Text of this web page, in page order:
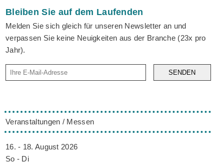
Bleiben Sie auf dem Laufenden
Melden Sie sich gleich für unseren Newsletter an und
verpassen Sie keine Neuigkeiten aus der Branche (23x pro
Jahr).
SENDEN
Veranstaltungen / Messen
16. - 18. August 2026
So - Di